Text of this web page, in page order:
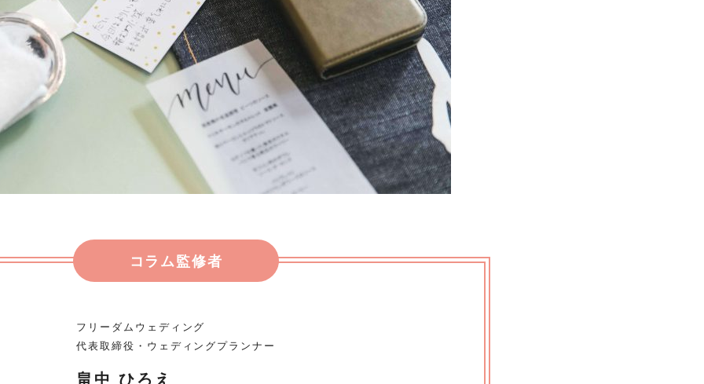
コラム監修者
フリーダムウェディング
代表取締役・ウェディングプランナー
畠中 ひろえ